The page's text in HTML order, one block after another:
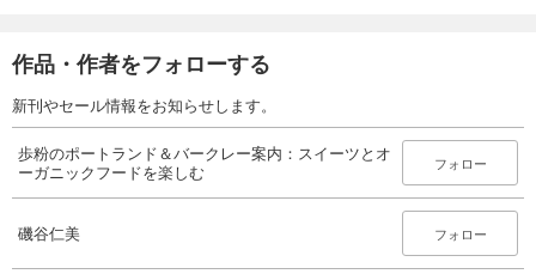
作品・作者をフォローする
新刊やセール情報をお知らせします。
歩粉のポートランド＆バークレー案内：スイーツとオ
ーガニックフードを楽しむ
フォロー
磯谷仁美 フォロー